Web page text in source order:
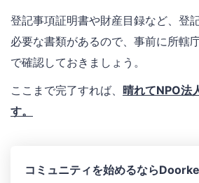
登記事項証明書や財産目録など、登
必要な書類があるので、事前に所轄
で確認しておきましょう。
ここまで完了すれば、 晴れてNPO法
す。
コミュニティを始めるなら